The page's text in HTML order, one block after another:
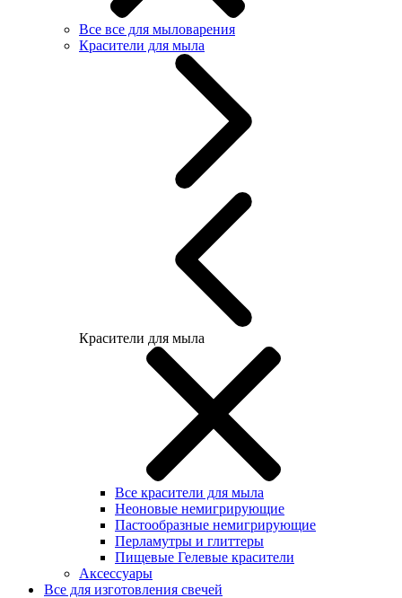
Все все для мыловарения
Красители для мыла
Красители для мыла
Все красители для мыла
Неоновые немигрирующие
Пастообразные немигрирующие
Перламутры и глиттеры
Пищевые Гелевые красители
Аксессуары
Все для изготовления свечей